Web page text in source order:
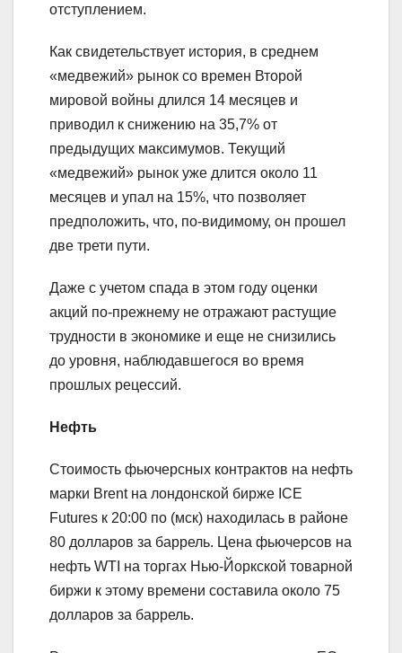
отступлением.
Как свидетельствует история, в среднем
«медвежий» рынок со времен Второй
мировой войны длился 14 месяцев и
приводил к снижению на 35,7% от
предыдущих максимумов. Текущий
«медвежий» рынок уже длится около 11
месяцев и упал на 15%, что позволяет
предположить, что, по-видимому, он прошел
две трети пути.
Даже с учетом спада в этом году оценки
акций по-прежнему не отражают растущие
трудности в экономике и еще не снизились
до уровня, наблюдавшегося во время
прошлых рецессий.
Нефть
Стоимость фьючерсных контрактов на нефть
марки Brent на лондонской бирже ICE
Futures к 20:00 по (мск) находилась в районе
80 долларов за баррель. Цена фьючерсов на
нефть WTI на торгах Нью-Йоркской товарной
биржи к этому времени составила около 75
долларов за баррель.